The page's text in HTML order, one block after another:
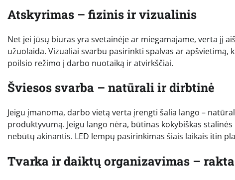
Atskyrimas – fizinis ir vizualinis
Net jei jūsų biuras yra svetainėje ar miegamajame, verta jį
užuolaida. Vizualiai svarbu pasirinkti spalvas ar apšvietimą,
poilsio režimo į darbo nuotaiką ir atvirkščiai.
Šviesos svarba – natūrali ir dirbtinė
Jeigu įmanoma, darbo vietą verta įrengti šalia lango –
produktyvumą. Jeigu lango nėra, būtinas kokybiškas
nebūtų akinantis. LED lempų pasirinkimas šiais laikais itin
Tvarka ir daiktų organizavimas –